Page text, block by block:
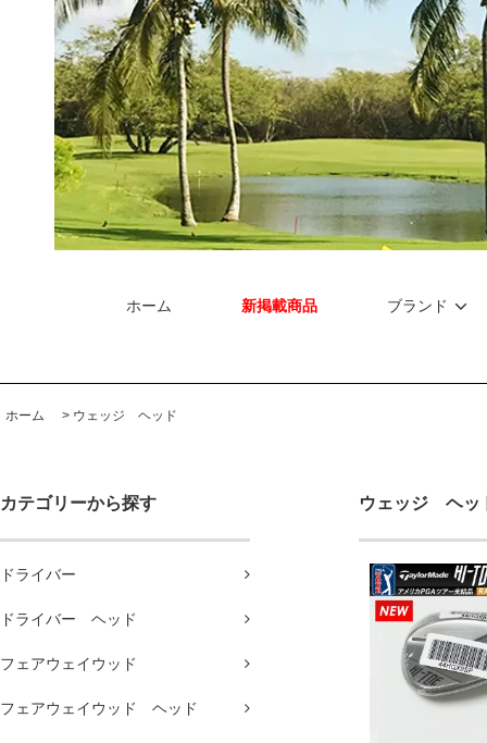
ホーム 新掲載商品 ブランド
ホーム > ウェッジ ヘッド
カテゴリーから探す
ドライバー
ドライバー ヘッド
フェアウェイウッド
フェアウェイウッド ヘッド
ウェッジ ヘッ